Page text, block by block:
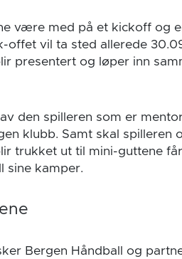
være med på et kickoff og
offet vil ta sted allerede
presentert og løper inn
den spilleren som er
klubb. Samt skal spilleren
trukket ut til mini-guttene
sine kamper.
Bergen Håndball og